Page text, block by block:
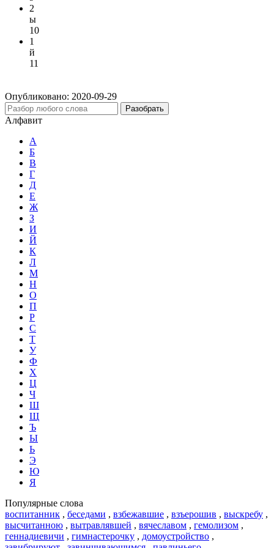
2
ы
10
1
й
11
Опубликовано: 2020-09-29
Разобрать
Алфавит
А
Б
В
Г
Д
Е
Ж
З
И
Й
К
Л
М
Н
О
П
Р
С
Т
У
Ф
Х
Ц
Ч
Ш
Щ
Ъ
Ы
Ь
Э
Ю
Я
Популярные слова
воспитанник , беседами , взбежавшие , взъерошив , выскребу ,
высчитанною , вытравлявшей , вячеславом , гемолизом ,
геннадиевичи , гимнастерочку , домоустройство ,